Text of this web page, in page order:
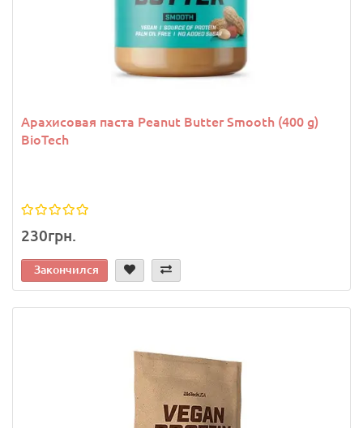
Арахисовая паста Peanut Butter Smooth (400 g)
BioTech
230грн.
Закончился